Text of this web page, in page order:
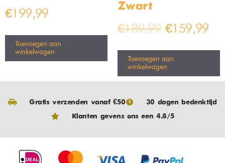
€199,99
Toevoegen aan
winkelwagen
Zwart
€189,99 €159,99
Toevoegen aan
winkelwagen
Gratis verzenden vanaf €50
30 dagen bedenktijd
Klanten gevens ons een 4.8/5